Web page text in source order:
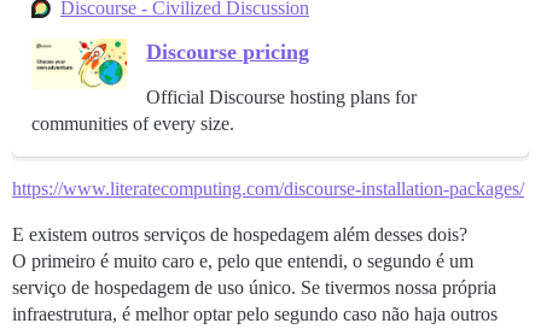
Discourse - Civilized Discussion
Discourse pricing
Official Discourse hosting plans for
communities of every size.
https://www.literatecomputing.com/discourse-installation-packages/
E existem outros serviços de hospedagem além desses dois?
O primeiro é muito caro e, pelo que entendi, o segundo é um
serviço de hospedagem de uso único. Se tivermos nossa própria
infraestrutura, é melhor optar pelo segundo caso não haja outros